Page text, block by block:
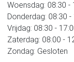
Woensdag: 08:30 -
Donderdag: 08:30 -
Vrijdag: 08:30 -
Zaterdag: 08:00 -
Zondag: Gesloten